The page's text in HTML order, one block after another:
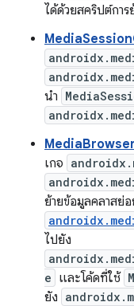
ได้ด้วยสคริปต์การ
นำ
เกจ
ย้ายข้อมูลคลาสย่
ไปยัง
e และโค้ดที่ใช้
ยัง